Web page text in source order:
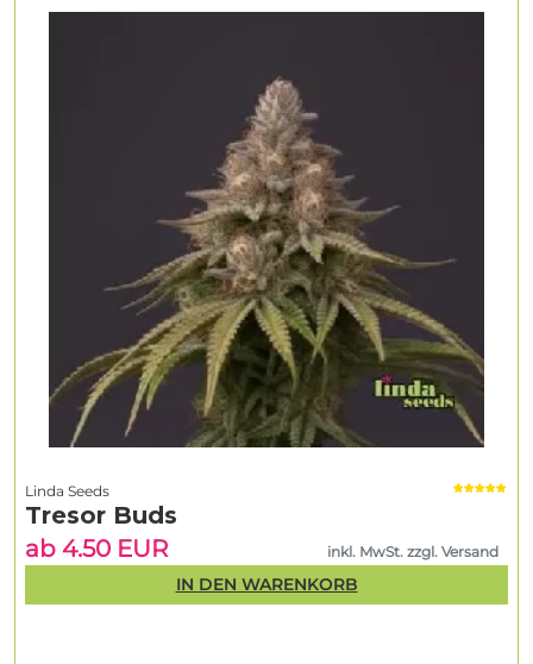
Linda Seeds
Tresor Buds
ab 4.50 EUR
inkl. MwSt. zzgl. Versand
IN DEN WARENKORB